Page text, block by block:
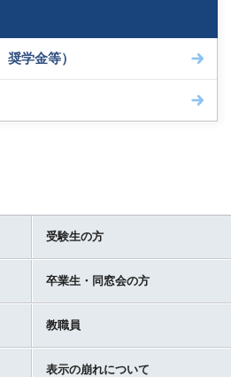
学金等）
受験生の方
卒業生・同窓会の方
教職員
表示の崩れについて